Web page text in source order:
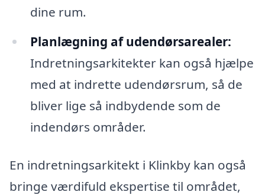
dine rum.
Planlægning af udendørsarealer:
Indretningsarkitekter kan også hjælpe
med at indrette udendørsrum, så de
bliver lige så indbydende som de
indendørs områder.
En indretningsarkitekt i Klinkby kan også
bringe værdifuld ekspertise til området,